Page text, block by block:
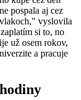
pospala aj cez
vyslovila
si to, no
už osem rokov,
a pracuje